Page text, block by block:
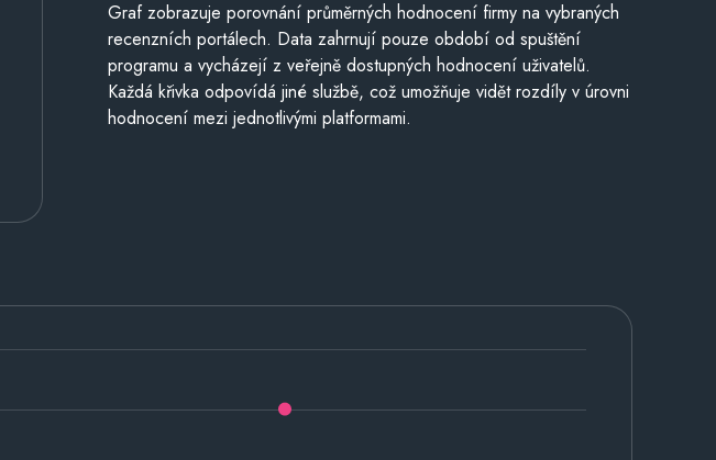
Graf zobrazuje porovnání průměrných hodnocení firmy na vybraných
recenzních portálech. Data zahrnují pouze období od spuštění
programu a vycházejí z veřejně dostupných hodnocení uživatelů.
Každá křivka odpovídá jiné službě, což umožňuje vidět rozdíly v úrovni
hodnocení mezi jednotlivými platformami.